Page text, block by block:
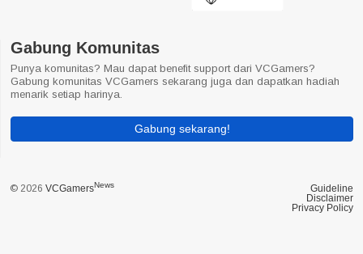
Gabung Komunitas
Punya komunitas? Mau dapat benefit support dari VCGamers?
Gabung komunitas VCGamers sekarang juga dan dapatkan hadiah
menarik setiap harinya.
Gabung sekarang!
© 2026 VCGamersNews
Guideline
Disclaimer
Privacy Policy